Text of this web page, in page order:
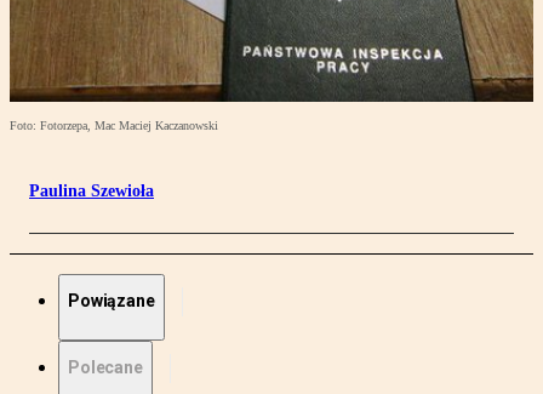
Foto: Fotorzepa, Mac Maciej Kaczanowski
Paulina Szewioła
Powiązane
Polecane